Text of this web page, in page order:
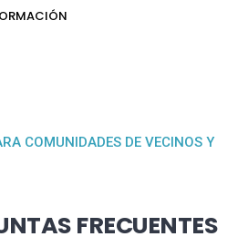
COMUNIDADES DE VECINOS Y
FRECUENTES